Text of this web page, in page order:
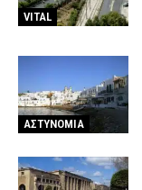
VITAL
ΑΣΤΥΝΟΜΙΑ